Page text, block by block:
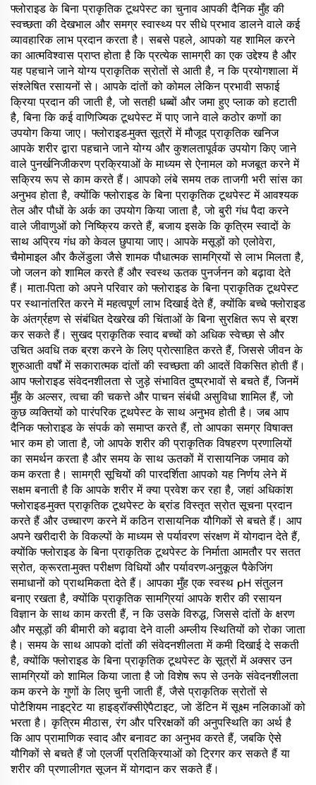
फ्लोराइड के बिना प्राकृतिक टूथपेस्ट का चुनाव आपकी दैनिक मुँह की
स्वच्छता की देखभाल और समग्र स्वास्थ्य पर सीधे प्रभाव डालने वाले कई
व्यावहारिक लाभ प्रदान करता है। सबसे पहले, आपको यह शामिल करने
का आत्मविश्वास प्राप्त होता है कि प्रत्येक सामग्री का एक उद्देश्य है और
यह पहचाने जाने योग्य प्राकृतिक स्रोतों से आती है, न कि प्रयोगशाला में
संश्लेषित रसायनों से। आपके दांतों को कोमल लेकिन प्रभावी सफाई
क्रिया प्रदान की जाती है, जो सतही धब्बों और जमा हुए प्लाक को हटाती
है, बिना कि कई वाणिज्यिक टूथपेस्ट में पाए जाने वाले कठोर कणों का
उपयोग किया जाए। फ्लोराइड-मुक्त सूत्रों में मौजूद प्राकृतिक खनिज
आपके शरीर द्वारा पहचाने जाने योग्य और कुशलतापूर्वक उपयोग किए जाने
वाले पुनर्खनिजीकरण प्रक्रियाओं के माध्यम से ऐनामल को मजबूत करने में
सक्रिय रूप से काम करते हैं। आपको लंबे समय तक ताजगी भरी सांस का
अनुभव होता है, क्योंकि फ्लोराइड के बिना प्राकृतिक टूथपेस्ट में आवश्यक
तेल और पौधों के अर्क का उपयोग किया जाता है, जो बुरी गंध पैदा करने
वाले जीवाणुओं को निष्क्रिय करते हैं, बजाय इसके कि कृत्रिम स्वादों के
साथ अप्रिय गंध को केवल छुपाया जाए। आपके मसूड़ों को एलोवेरा,
चैमोमाइल और कैलेंडुला जैसे शामक पौधात्मक सामग्रियों से लाभ मिलता है,
जो जलन को शामिल करते हैं और स्वस्थ ऊतक पुनर्जनन को बढ़ावा देते
हैं। माता-पिता को अपने परिवार को फ्लोराइड के बिना प्राकृतिक टूथपेस्ट
पर स्थानांतरित करने में महत्वपूर्ण लाभ दिखाई देते हैं, क्योंकि बच्चे फ्लोराइड
के अंतर्ग्रहण से संबंधित देखरेख की चिंताओं के बिना सुरक्षित रूप से ब्रश
कर सकते हैं। सुखद प्राकृतिक स्वाद बच्चों को अधिक स्वेच्छा से और
उचित अवधि तक ब्रश करने के लिए प्रोत्साहित करते हैं, जिससे जीवन के
शुरुआती वर्षों में सकारात्मक दांतों की स्वच्छता की आदतें विकसित होती हैं।
आप फ्लोराइड संवेदनशीलता से जुड़े संभावित दुष्प्रभावों से बचते हैं, जिनमें
मुँह के अल्सर, त्वचा की चकत्ते और पाचन संबंधी असुविधा शामिल हैं, जो
कुछ व्यक्तियों को पारंपरिक टूथपेस्ट के साथ अनुभव होती है। जब आप
दैनिक फ्लोराइड के संपर्क को समाप्त करते हैं, तो आपका समग्र विषाक्त
भार कम हो जाता है, जो आपके शरीर की प्राकृतिक विषहरण प्रणालियों
का समर्थन करता है और समय के साथ ऊतकों में रासायनिक जमाव को
कम करता है। सामग्री सूचियों की पारदर्शिता आपको यह निर्णय लेने में
सक्षम बनाती है कि आपके शरीर में क्या प्रवेश कर रहा है, जहां अधिकांश
फ्लोराइड-मुक्त प्राकृतिक टूथपेस्ट के ब्रांड विस्तृत स्रोत सूचना प्रदान
करते हैं और उच्चारण करने में कठिन रासायनिक यौगिकों से बचते हैं। आप
अपने खरीदारी के विकल्पों के माध्यम से पर्यावरण संरक्षण में योगदान देते हैं,
क्योंकि फ्लोराइड के बिना प्राकृतिक टूथपेस्ट के निर्माता आमतौर पर सतत
स्रोत, क्रूरता-मुक्त परीक्षण विधियों और पर्यावरण-अनुकूल पैकेजिंग
समाधानों को प्राथमिकता देते हैं। आपका मुँह एक स्वस्थ pH संतुलन
बनाए रखता है, क्योंकि प्राकृतिक सामग्रियां आपके शरीर की रसायन
विज्ञान के साथ काम करती हैं, न कि उसके विरुद्ध, जिससे दांतों के क्षरण
और मसूड़ों की बीमारी को बढ़ावा देने वाली अम्लीय स्थितियों को रोका जाता
है। समय के साथ आपको दांतों की संवेदनशीलता में कमी दिखाई दे सकती
है, क्योंकि फ्लोराइड के बिना प्राकृतिक टूथपेस्ट के सूत्रों में अक्सर उन
सामग्रियों को शामिल किया जाता है जो विशेष रूप से उनके संवेदनशीलता
कम करने के गुणों के लिए चुनी जाती हैं, जैसे प्राकृतिक स्रोतों से
पोटैशियम नाइट्रेट या हाइड्रॉक्सीऐपैटाइट, जो डेंटिन में सूक्ष्म नलिकाओं को
भरता है। कृत्रिम मीठास, रंग और परिरक्षकों की अनुपस्थिति का अर्थ है
कि आप प्रामाणिक स्वाद और बनावट का अनुभव करते हैं, जबकि ऐसे
यौगिकों से बचते हैं जो एलर्जी प्रतिक्रियाओं को ट्रिगर कर सकते हैं या
शरीर की प्रणालीगत सूजन में योगदान कर सकते हैं।